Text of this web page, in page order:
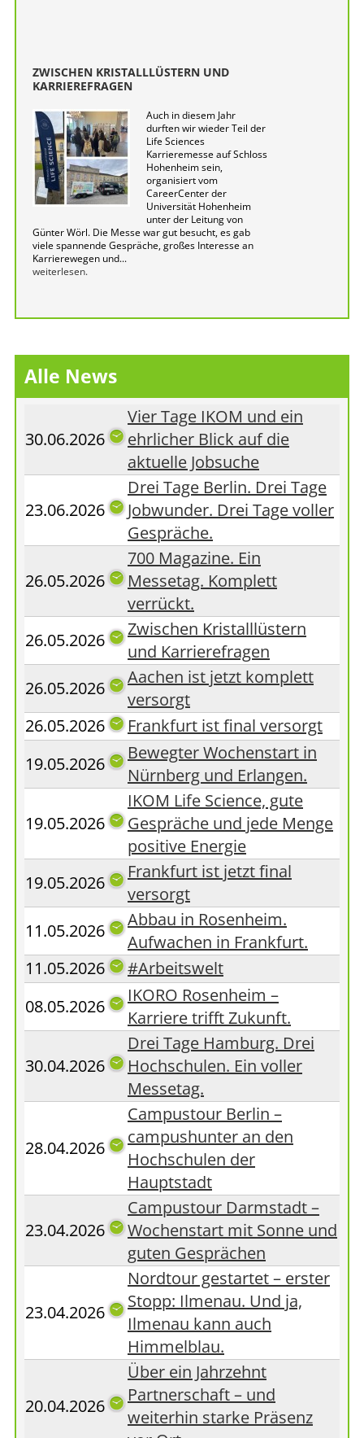
ZWISCHEN KRISTALLLÜSTERN UND
KARRIEREFRAGEN
Auch in diesem Jahr
durften wir wieder Teil der
Life Sciences
Karrieremesse auf Schloss
Hohenheim sein,
organisiert vom
CareerCenter der
Universität Hohenheim
unter der Leitung von
Günter Wörl. Die Messe war gut besucht, es gab
viele spannende Gespräche, großes Interesse an
Karrierewegen und...
weiterlesen.
Alle News
30.06.2026
Vier Tage IKOM und ein
ehrlicher Blick auf die
aktuelle Jobsuche
23.06.2026
Drei Tage Berlin. Drei Tage
Jobwunder. Drei Tage voller
Gespräche.
26.05.2026
700 Magazine. Ein
Messetag. Komplett
verrückt.
26.05.2026
Zwischen Kristalllüstern
und Karrierefragen
26.05.2026
Aachen ist jetzt komplett
versorgt
26.05.2026
Frankfurt ist final versorgt
19.05.2026
Bewegter Wochenstart in
Nürnberg und Erlangen.
19.05.2026
IKOM Life Science, gute
Gespräche und jede Menge
positive Energie
19.05.2026
Frankfurt ist jetzt final
versorgt
11.05.2026
Abbau in Rosenheim.
Aufwachen in Frankfurt.
11.05.2026
#Arbeitswelt
08.05.2026
IKORO Rosenheim –
Karriere trifft Zukunft.
30.04.2026
Drei Tage Hamburg. Drei
Hochschulen. Ein voller
Messetag.
28.04.2026
Campustour Berlin –
campushunter an den
Hochschulen der
Hauptstadt
23.04.2026
Campustour Darmstadt –
Wochenstart mit Sonne und
guten Gesprächen
23.04.2026
Nordtour gestartet – erster
Stopp: Ilmenau. Und ja,
Ilmenau kann auch
Himmelblau.
20.04.2026
Über ein Jahrzehnt
Partnerschaft – und
weiterhin starke Präsenz